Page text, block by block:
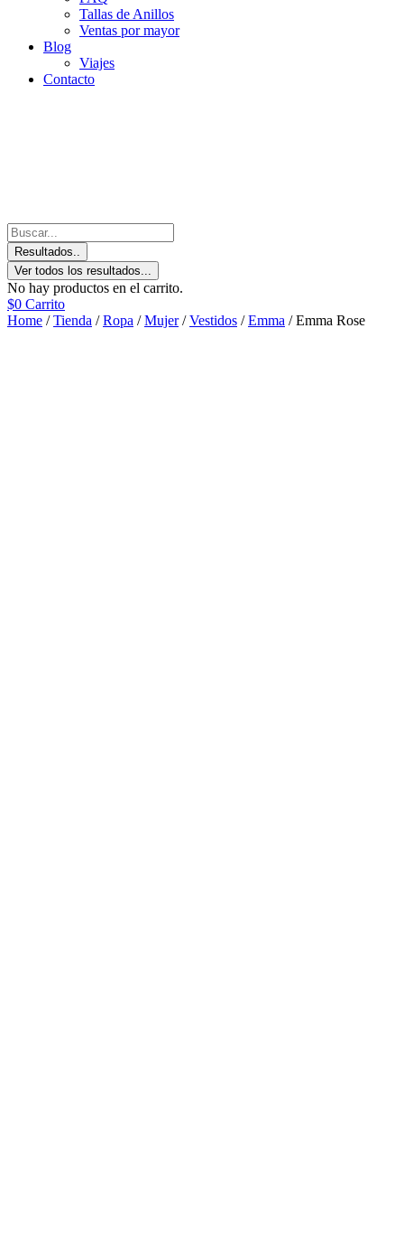
Tallas de Anillos
Ventas por mayor
Blog
Viajes
Contacto
Resultados..
Ver todos los resultados...
No hay productos en el carrito.
$0 Carrito
Home /Tienda /Ropa /Mujer/Vestidos /Emma / Emma Rose